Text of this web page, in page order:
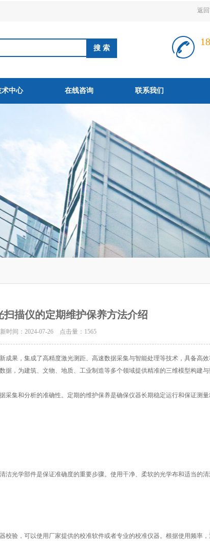
返
术中心 在线咨询 联系我们
扫描仪的定期维护保养方法介绍
时间：2024-07-26 点击量： 1565
果，集成了高精度激光测距、高速数据采集与智能处理等技术，具备高
，为建筑、文物、地质、工业制造等多个领域提供精准的三维模型构建与
采集和分析的准确性。定期的维护保养是确保仪器长期稳定运行和保证测量
光学部件是保证准确度的重要步骤。使用干净、柔软的光学布和适当的清
验，可以使用厂家提供的校准软件或者专业的校准仪器。根据使用频率，